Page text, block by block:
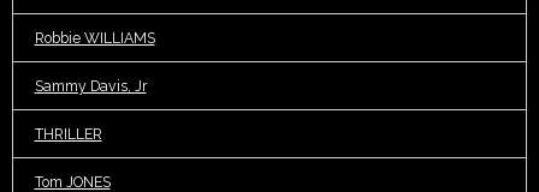
Robbie WILLIAMS
Sammy Davis, Jr
THRILLER
Tom JONES